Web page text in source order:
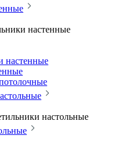
настенные
настенные
настольные